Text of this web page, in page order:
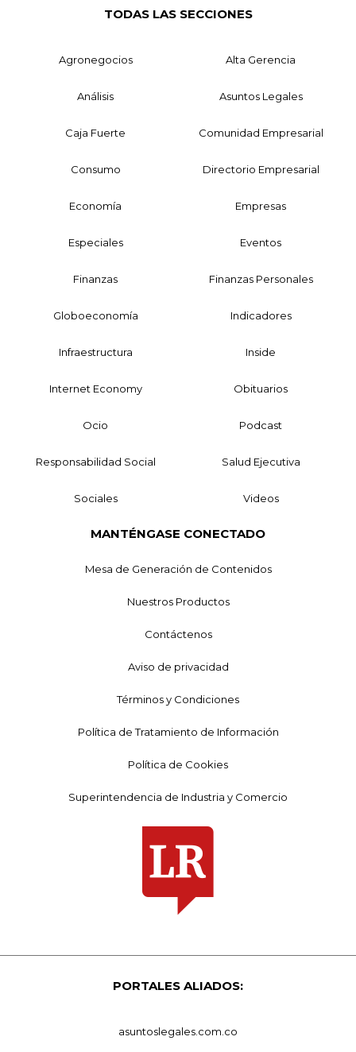
TODAS LAS SECCIONES
Agronegocios Alta Gerencia
Análisis Asuntos Legales
Caja Fuerte Comunidad Empresarial
Consumo Directorio Empresarial
Economía Empresas
Especiales Eventos
Finanzas Finanzas Personales
Globoeconomía Indicadores
Infraestructura Inside
Internet Economy Obituarios
Ocio Podcast
Responsabilidad Social Salud Ejecutiva
Sociales Videos
MANTÉNGASE CONECTADO
Mesa de Generación de Contenidos
Nuestros Productos
Contáctenos
Aviso de privacidad
Términos y Condiciones
Política de Tratamiento de Información
Política de Cookies
Superintendencia de Industria y Comercio
PORTALES ALIADOS:
asuntoslegales.com.co